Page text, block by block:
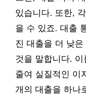
있습니다. 또한,
을 수 있죠. 대출
진 대출을 더 낮
것을 말합니다.
줄여 실질적인 이
개의 대출을 하나